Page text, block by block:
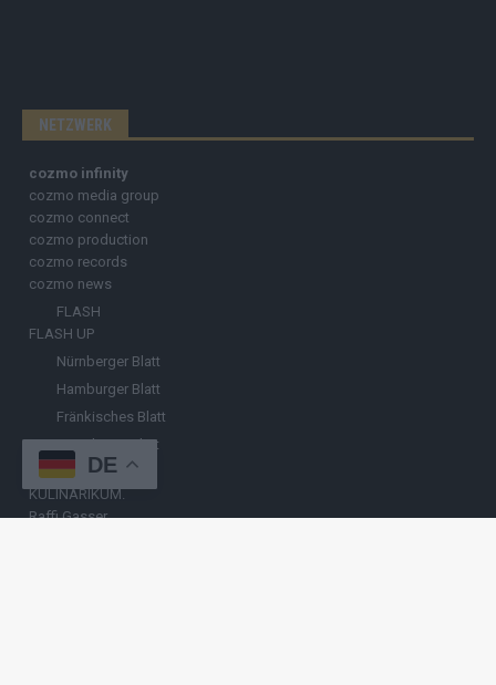
NETZWERK
cozmo infinity
cozmo media group
cozmo connect
cozmo production
cozmo records
cozmo news
FLASH
FLASH UP
Nürnberger Blatt
Hamburger Blatt
Fränkisches Blatt
Münchener Blatt
Stuttgarter Blatt
KULINARIKUM.
Raffi Gasser
DE